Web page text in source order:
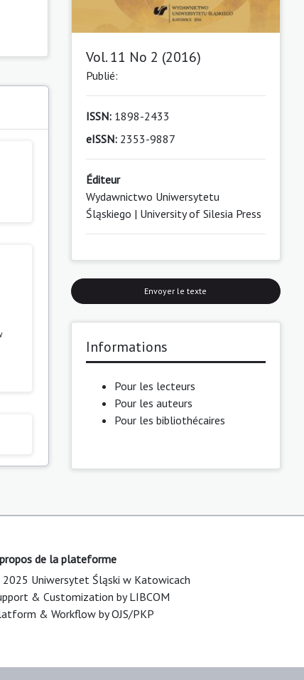
Vol. 11 No 2 (2016)
Publié:
ISSN:1898-2433
eISSN:2353-9887
Éditeur
Wydawnictwo Uniwersytetu
Śląskiego | University of Silesia Press
Envoyer le texte
Informations
Pour les lecteurs
Pour les auteurs
Pour les bibliothécaires
de la plateforme
Uniwersytet Śląski w Katowicach
& Customization by LIBCOM
& Workflow by OJS/PKP